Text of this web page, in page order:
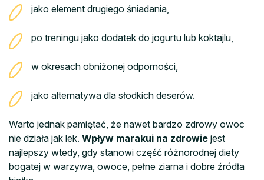
jako element drugiego śniadania,
po treningu jako dodatek do jogurtu lub koktajlu,
w okresach obniżonej odporności,
jako alternatywa dla słodkich deserów.
Warto jednak pamiętać, że nawet bardzo zdrowy owoc
nie działa jak lek. Wpływ marakui na zdrowie jest
najlepszy wtedy, gdy stanowi część różnorodnej diety
bogatej w warzywa, owoce, pełne ziarna i dobre źródła